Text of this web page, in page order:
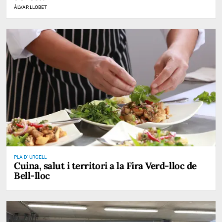
ÀLVAR LLOBET
PLA D' URGELL
Cuina, salut i territori a la Fira Verd-lloc de
Bell-lloc